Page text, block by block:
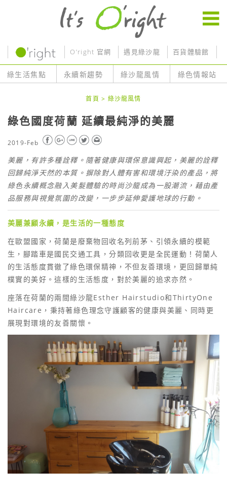
O’right 官網 遇見綠沙龍 百貨體驗館
綠生活焦點 永續新趨勢 綠沙龍風情 綠色情報站
首頁 > 綠沙龍風情
綠色國度荷蘭 延續最純淨的美麗
2019-Feb
美麗，有許多種詮釋。隨著健康與環保意識興起，美麗的詮釋
回歸純淨天然的本質。摒除對人體有害和環境汙染的產品，將
綠色永續概念融入美髮體驗的時尚沙龍成為一股潮流，藉由產
品服務與視覺氛圍的改變，一步步延伸愛護地球的行動。
美麗兼顧永續，是生活的一種態度
在歐盟國家，荷蘭是廢棄物回收名列前茅、引領永續的模範
生，腳踏車是國民交通工具，分類回收更是全民運動！荷蘭人
的生活態度貫徹了綠色環保精神，不但友善環境，更回歸單純
樸實的美好。這樣的生活態度，對於美麗的追求亦然。
座落在荷蘭的兩間綠沙龍Esther Hairstudio和ThirtyOne
Haircare，秉持著綠色理念守護顧客的健康與美麗、同時更
展現對環境的友善關懷。